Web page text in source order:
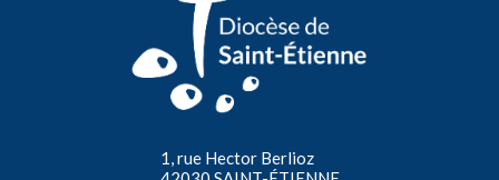
1, rue Hector Berlioz